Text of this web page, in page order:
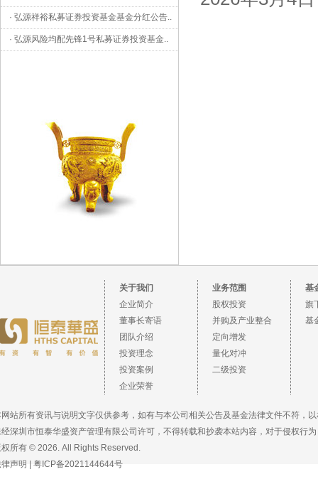
· 弘源祥裕私募证券投资基金基金分红公告..
· 弘源风险均配先锋1号私募证券投资基金..
关于我们
企业简介
董事长寄语
团队介绍
投资理念
投资案例
企业荣誉
业务范围
股权投资
并购及产业整合
定向增发
量化对冲
二级投资
基
旗
基
站所有资讯与说明文字仅供参考，如有与本公司相关公告及基金法律文件不符，
深圳市恒泰华盛资产管理有限公司许可，不得转载和抄袭本站内容，对于侵权行
权所有 © 2026. All Rights Reserved.
声明
粤ICP备2021144644号